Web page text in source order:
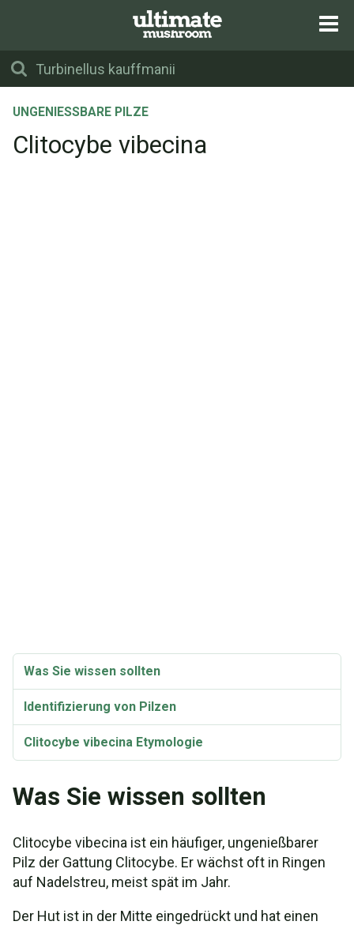
UNGENIESSBARE PILZE
Clitocybe vibecina
Was Sie wissen sollten
Identifizierung von Pilzen
Clitocybe vibecina Etymologie
Was Sie wissen sollten
Clitocybe vibecina ist ein häufiger, ungenießbarer
Pilz der Gattung Clitocybe. Er wächst oft in Ringen
auf Nadelstreu, meist spät im Jahr.
Der Hut ist in der Mitte eingedrückt und hat einen